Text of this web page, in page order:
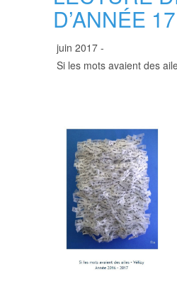
D’ANNÉE
juin 2017 -
Si les mots avaient des